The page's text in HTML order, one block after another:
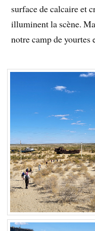
surface de calcaire et
illuminent la scène.
notre camp de yourtes